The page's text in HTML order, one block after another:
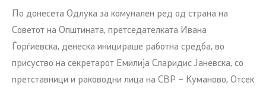
По донесета Одлука за комунален ред од страна на
Советот на Општината, претседателката Ивана
Ѓорѓиевска, денеска иницираше работна средба, во
присуство на секретарот Емилија Сларидис Јаневска, со
претставници и раководни лица на СВР – Куманово, Отсек